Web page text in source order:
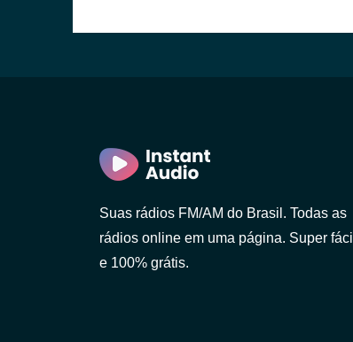
Suas rádios FM/AM do Brasil. Todas as
rádios online em uma página. Super fácil
e 100% grátis.